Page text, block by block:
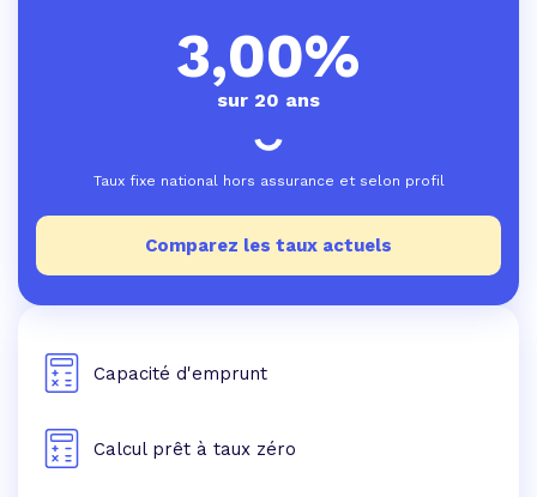
3,00%
sur 20 ans
Taux fixe national hors assurance et selon profil
Comparez les taux actuels
Capacité d'emprunt
Calcul prêt à taux zéro